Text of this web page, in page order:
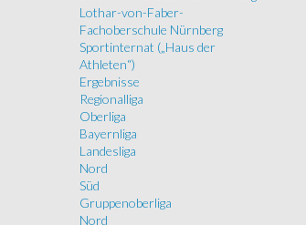
Lothar-von-Faber-
Fachoberschule Nürnberg
Sportinternat („Haus der
Athleten“)
Ergebnisse
Regionalliga
Oberliga
Bayernliga
Landesliga
Nord
Süd
Gruppenoberliga
Nord